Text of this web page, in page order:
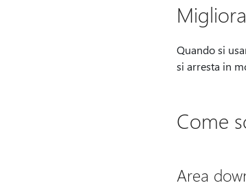
Quando si
si arresta in
Come
Area